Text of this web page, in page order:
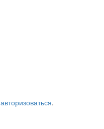
авторизоваться.